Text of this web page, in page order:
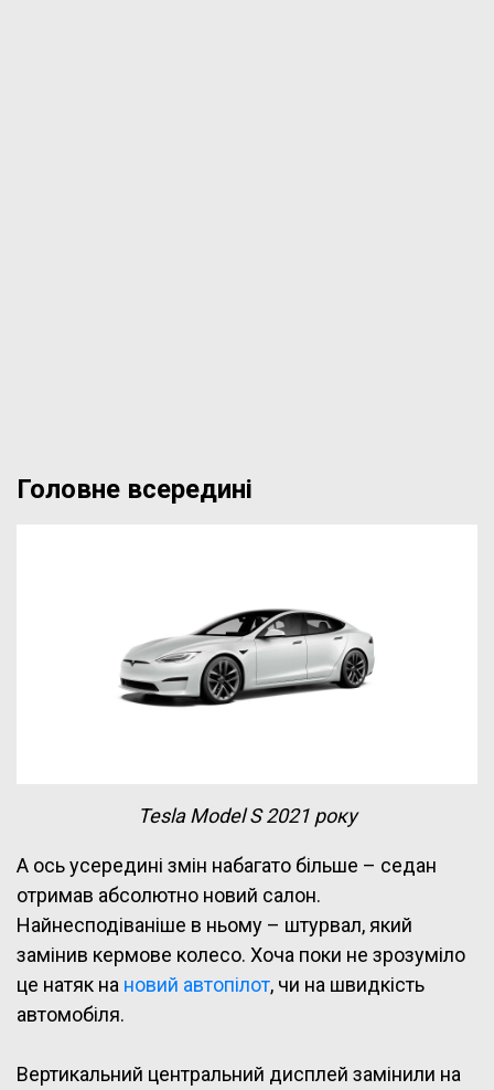
Головне всередині
Tesla Model S 2021 року
А ось усередині змін набагато більше – седан
отримав абсолютно новий салон.
Найнесподіваніше в ньому – штурвал, який
замінив кермове колесо. Хоча поки не зрозуміло
це натяк на новий автопілот, чи на швидкість
автомобіля.
Вертикальний центральний дисплей замінили на